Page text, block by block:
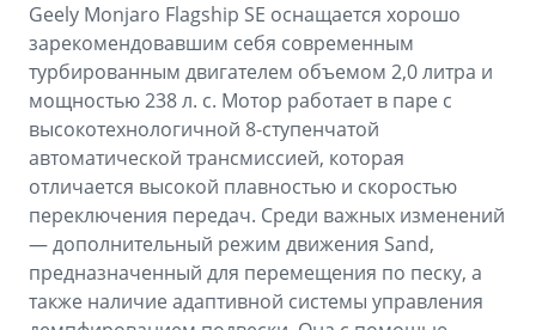
Geely Monjaro Flagship SE оснащается хорошо
зарекомендовавшим себя современным
турбированным двигателем объемом 2,0 литра и
мощностью 238 л. с. Мотор работает в паре с
высокотехнологичной 8-ступенчатой
автоматической трансмиссией, которая
отличается высокой плавностью и скоростью
переключения передач. Среди важных изменений
— дополнительный режим движения Sand,
предназначенный для перемещения по песку, а
также наличие адаптивной системы управления